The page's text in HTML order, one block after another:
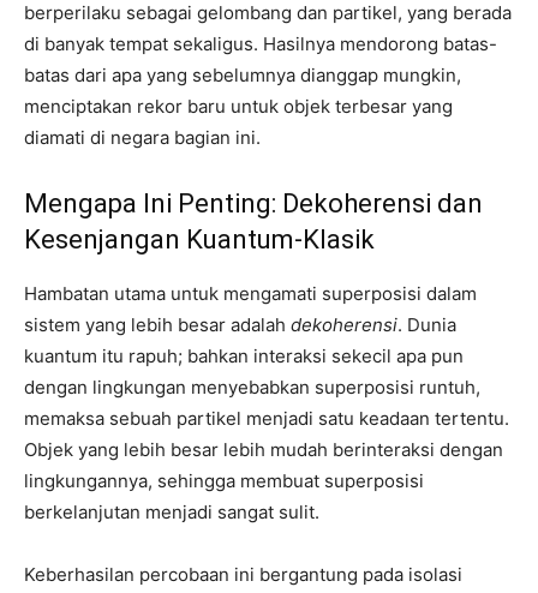
berperilaku sebagai gelombang dan partikel, yang berada
di banyak tempat sekaligus. Hasilnya mendorong batas-
batas dari apa yang sebelumnya dianggap mungkin,
menciptakan rekor baru untuk objek terbesar yang
diamati di negara bagian ini.
Mengapa Ini Penting: Dekoherensi dan
Kesenjangan Kuantum-Klasik
Hambatan utama untuk mengamati superposisi dalam
sistem yang lebih besar adalah dekoherensi. Dunia
kuantum itu rapuh; bahkan interaksi sekecil apa pun
dengan lingkungan menyebabkan superposisi runtuh,
memaksa sebuah partikel menjadi satu keadaan tertentu.
Objek yang lebih besar lebih mudah berinteraksi dengan
lingkungannya, sehingga membuat superposisi
berkelanjutan menjadi sangat sulit.
Keberhasilan percobaan ini bergantung pada isolasi